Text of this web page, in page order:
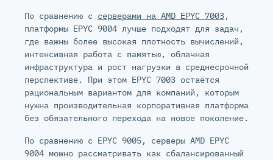
По сравнению с серверами на AMD EPYC 7003,
платформы EPYC 9004 лучше подходят для задач,
где важны более высокая плотность вычислений,
интенсивная работа с памятью, облачная
инфраструктура и рост нагрузки в среднесрочной
перспективе. При этом EPYC 7003 остаётся
рациональным вариантом для компаний, которым
нужна производительная корпоративная платформа
без обязательного перехода на новое поколение.
По сравнению с EPYC 9005, серверы AMD EPYC
9004 можно рассматривать как сбалансированный